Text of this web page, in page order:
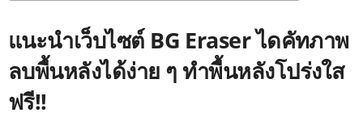
แนะนำเว็บไซต์ BG Eraser ไดคัทภาพ
ลบพื้นหลังได้ง่าย ๆ ทำพื้นหลังโปร่งใส
ฟรี!!